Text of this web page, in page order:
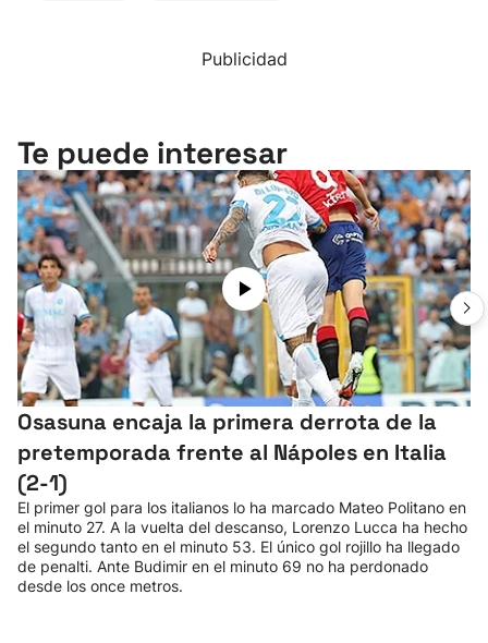
Publicidad
Te puede interesar
Osasuna encaja la primera derrota de la
pretemporada frente al Nápoles en Italia
(2-1)
El primer gol para los italianos lo ha marcado Mateo Politano en
el minuto 27. A la vuelta del descanso, Lorenzo Lucca ha hecho
el segundo tanto en el minuto 53. El único gol rojillo ha llegado
de penalti. Ante Budimir en el minuto 69 no ha perdonado
desde los once metros.